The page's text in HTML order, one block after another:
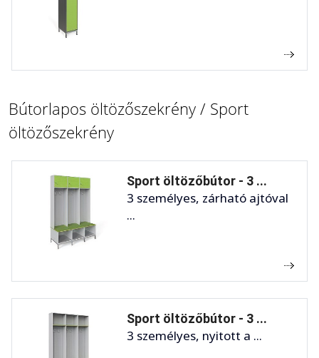
Bútorlapos öltözőszekrény / Sport
öltözőszekrény
Sport öltözőbútor - 3 ...
3 személyes, zárható ajtóval
...
Sport öltözőbútor - 3 ...
3 személyes, nyitott a ...